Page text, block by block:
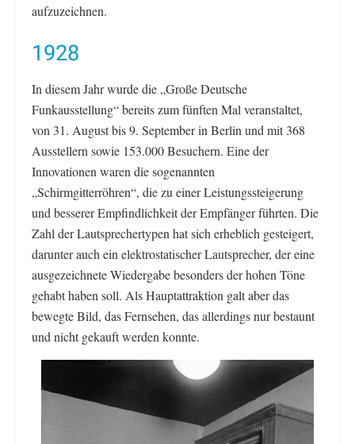
aufzuzeichnen.
1928
In diesem Jahr wurde die „Große Deutsche
Funkausstellung“ bereits zum fünften Mal veranstaltet,
von 31. August bis 9. September in Berlin und mit 368
Ausstellern sowie 153.000 Besuchern. Eine der
Innovationen waren die sogenannten
„Schirmgitterröhren“, die zu einer Leistungssteigerung
und besserer Empfindlichkeit der Empfänger führten. Die
Zahl der Lautsprechertypen hat sich erheblich gesteigert,
darunter auch ein elektrostatischer Lautsprecher, der eine
ausgezeichnete Wiedergabe besonders der hohen Töne
gehabt haben soll. Als Hauptattraktion galt aber das
bewegte Bild, das Fernsehen, das allerdings nur bestaunt
und nicht gekauft werden konnte.